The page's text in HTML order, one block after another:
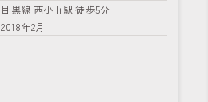
目黒線 西小山駅 徒歩5分
2018年2月